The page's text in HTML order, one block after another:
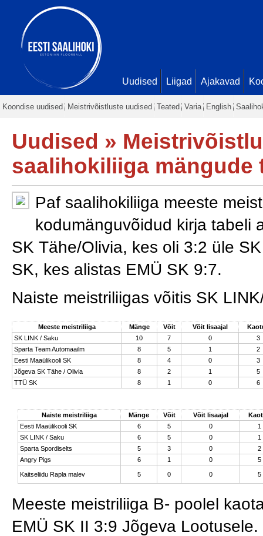
Uudised Liigad Ajakavad
Koondise uudised Meistrivõistluste uudised Teated Varia English
Uudised »
saalihokiliiga mängude
Paf saalihokiliiga meeste
kodumänguvõidud kirja tabeli
SK Tähe/Olivia, kes oli 3:2 üle
SK, kes alistas EMÜ SK 9:7.
Naiste meistriliigas võitis SK
Meeste meistriliiga Mänge Võit Võit lisaajal
SK LINK / Saku
10 7 0
3
Sparta Team Automaailm
8 5 1
2
Eesti Maaülikooli SK
8 4 0
3
Jõgeva SK Tähe / Olivia
8 2 1
5
TTÜ SK
8 1 0 6
Naiste meistriliiga Mänge Võit Võit lisaajal
Eesti Maaülikooli SK
6 5 0
1
SK LINK / Saku
6 5 0
1
Sparta Spordiselts
5 3 0
2
Angry Pigs
6 1 0 5
Kaitseliidu Rapla malev 5 0 0 5
Meeste meistriliiga B- poolel
EMÜ SK II 3:9 Jõgeva Lootusele.